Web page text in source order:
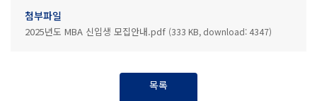
첨부파일
2025년도 MBA 신입생 모집안내.pdf (333 KB, download: 4347)
목록